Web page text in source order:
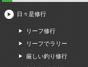
日々是修行
リーフ修行
リーフでラリー
厳しい釣り修行